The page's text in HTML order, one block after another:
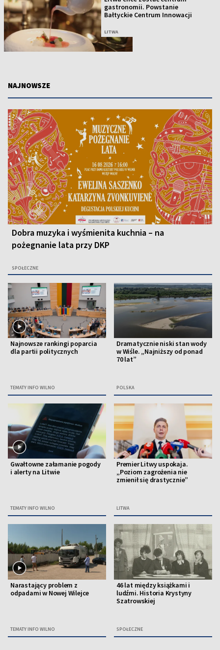
gastronomii. Powstanie
Bałtyckie Centrum Innowacji
LITWA
NAJNOWSZE
Dobra muzyka i wyśmienita kuchnia – na
pożegnanie lata przy DKP
SPOŁECZNE
Najnowsze rankingi poparcia
dla partii politycznych
TEMATY INFO WILNO
Dramatycznie niski stan wody
w Wiśle. „Najniższy od ponad
70 lat”
POLSKA
Gwałtowne załamanie pogody
i alerty na Litwie
TEMATY INFO WILNO
Premier Litwy uspokaja.
„Poziom zagrożenia nie
zmienił się drastycznie”
LITWA
Narastający problem z
odpadami w Nowej Wilejce
TEMATY INFO WILNO
46 lat między książkami i
ludźmi. Historia Krystyny
Szatrowskiej
SPOŁECZNE